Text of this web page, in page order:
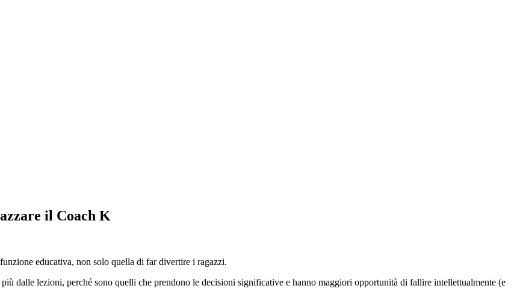
il Coach K
educativa, non solo quella di far divertire i ragazzi.
dalle lezioni, perché sono quelli che prendono le decisioni significative e hanno maggiori opportunità di fallire intellettualmente (e